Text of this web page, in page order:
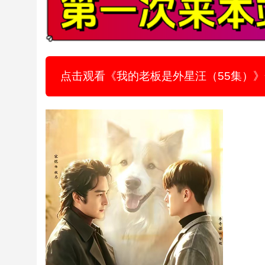
点击观看《我的老板是外星汪（55集）